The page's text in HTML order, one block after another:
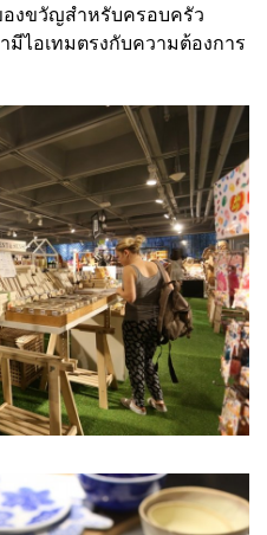
องขวัญสำหรับครอบครัว
มีไอเทมตรงกับความต้องการ